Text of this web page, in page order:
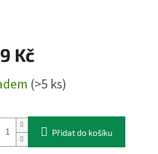
Kč
(>5 ks)
Přidat do košíku